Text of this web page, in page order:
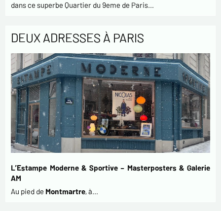
dans ce superbe Quartier du 9eme de Paris…
DEUX ADRESSES À PARIS
L’Estampe Moderne & Sportive – Masterposters & Galerie
AM
Au pied de Montmartre, à…